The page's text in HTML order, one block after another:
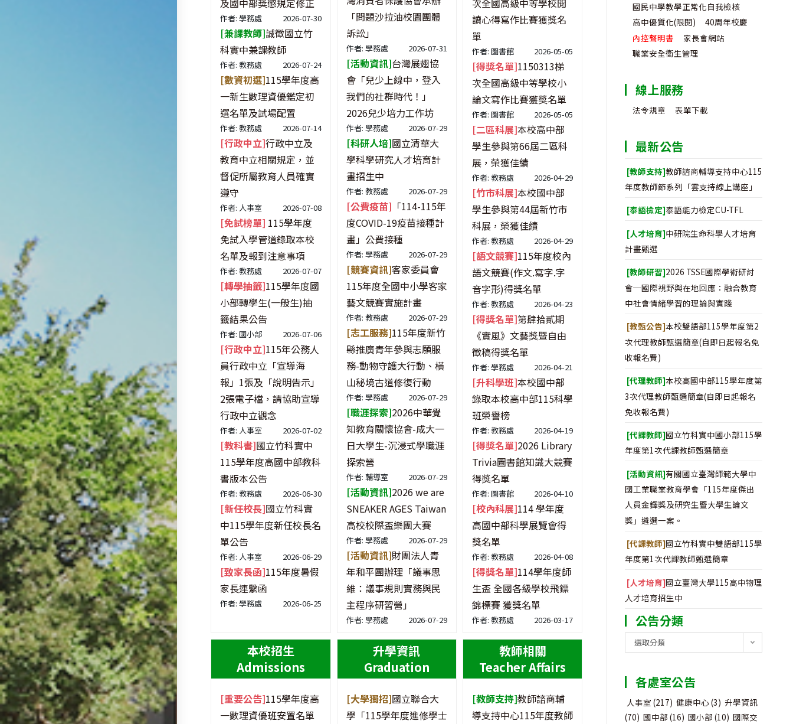
及國中部獎懲規定修正
作者: 學務處 2026-07-30
[兼課教師]誠徵國立竹
科實中兼課教師
作者: 教務處 2026-07-24
[數資初選]115學年度高
一新生數理資優鑑定初
選名單及試場配置
作者: 教務處 2026-07-14
[行政中立]行政中立及
教育中立相關規定，並
督促所屬教育人員確實
遵守
作者: 人事室 2026-07-08
[免試榜單] 115學年度
免試入學管道錄取本校
名單及報到注意事項
作者: 教務處 2026-07-07
[轉學抽籤]115學年度國
小部轉學生(一般生)抽
籤結果公告
作者: 國小部 2026-07-06
[行政中立]115年公務人
員行政中立「宣導海
報」1張及「說明告示」
2張電子檔，請協助宣導
行政中立觀念
作者: 人事室 2026-07-02
[教科書]國立竹科實中
115學年度高國中部教科
書版本公告
作者: 教務處 2026-06-30
[新任校長]國立竹科實
中115學年度新任校長名
單公告
作者: 人事室 2026-06-29
[致家長函]115年度暑假
家長連繫函
作者: 學務處 2026-06-25
「問題沙拉油校園團體
訴訟」
作者: 學務處 2026-07-31
[活動資訊]台灣展翅協
會「兒少上線中，登入
我們的社群時代！」
2026兒少培力工作坊
作者: 學務處 2026-07-29
[科研人培]國立清華大
學科學研究人才培育計
畫招生中
作者: 教務處 2026-07-29
[公費疫苗] 「114-115年
度COVID-19疫苗接種計
畫」公費接種
作者: 學務處 2026-07-29
[競賽資訊]客家委員會
115年度全國中小學客家
藝文競賽實施計畫
作者: 教務處 2026-07-29
[志工服務]115年度新竹
縣推廣青年參與志願服
務-動物守護大行動、橫
山秘境古道修復行動
作者: 學務處 2026-07-29
[職涯探索]2026中華覺
知教育關懷協會-成大一
日大學生-沉浸式學職涯
探索營
作者: 輔導室 2026-07-29
[活動資訊]2026 we are
SNEAKER AGES Taiwan
高校校際盃樂團大賽
作者: 學務處 2026-07-29
[活動資訊]財團法人青
年和平團辦理「議事思
維：議事規則實務與民
主程序研習營」
作者: 學務處 2026-07-29
次全國高級中等學校閱
讀心得寫作比賽獲獎名
單
作者: 圖書館 2026-05-05
[得獎名單]1150313梯
次全國高級中等學校小
論文寫作比賽獲獎名單
作者: 圖書館 2026-05-05
[二區科展]本校高中部
學生參與第66屆二區科
展，榮獲佳績
作者: 教務處 2026-04-29
[竹市科展]本校國中部
學生參與第44屆新竹市
科展，榮獲佳績
作者: 教務處 2026-04-29
[語文競賽]115年度校內
語文競賽(作文.寫字.字
音字形)得獎名單
作者: 教務處 2026-04-23
[得獎名單]第肆拾貳期
《實風》文藝獎暨自由
徵稿得獎名單
作者: 學務處 2026-04-21
[升科學班]本校國中部
錄取本校高中部115科學
班榮譽榜
作者: 教務處 2026-04-19
[得獎名單]2026 Library
Trivia圖書館知識大競賽
得獎名單
作者: 圖書館 2026-04-10
[校內科展]114 學年度
高國中部科學展覽會得
獎名單
作者: 教務處 2026-04-08
[得獎名單]114學年度師
生盃 全國各級學校飛鏢
錦標賽 獲獎名單
作者: 教務處 2026-03-17
本校招生
Admissions
[重要公告]115學年度高
一數理資優班安置名單
升學資訊
Graduation
[大學獨招]國立聯合大
學「115學年度進修學士
教師相關
Teacher Affairs
[教師支持]教師諮商輔
導支持中心115年度教師
國民中學教學正常化自我檢核
高中優質化(限閱)
40周年校慶
內控聲明書
家長會網站
職業安全衛生管理
線上服務
法令規章 表單下載
最新公告
[教師支持]教師諮商輔導支持中心115
年度教師節系列「雲支持線上講座」
[泰語檢定]泰語能力檢定CU-TFL
[人才培育]中研院生命科學人才培育
計畫甄選
[教師研習]2026 TSSE國際學術研討
會─國際視野與在地回應：融合教育
中社會情緒學習的理論與實踐
[教甄公告]本校雙語部115學年度第2
次代理教師甄選簡章(自即日起報名免
收報名費)
[代理教師]本校高國中部115學年度第
3次代理教師甄選簡章(自即日起報名
免收報名費)
[代課教師]國立竹科實中國小部115學
年度第1次代課教師甄選簡章
[活動資訊]有關國立臺灣師範大學中
國工業職業教育學會「115年度傑出
人員金鐸獎及研究生暨大學生論文
獎」遴選一案。
[代課教師]國立竹科實中雙語部115學
年度第1次代課教師甄選簡章
[人才培育]國立臺灣大學115高中物理
人才培育招生中
公告分類
告
類
選取分類
各處室公告
人事室 (217) 健康中心(3) 升學資訊
(70) 國中部 (16) 國小部 (10) 國際交